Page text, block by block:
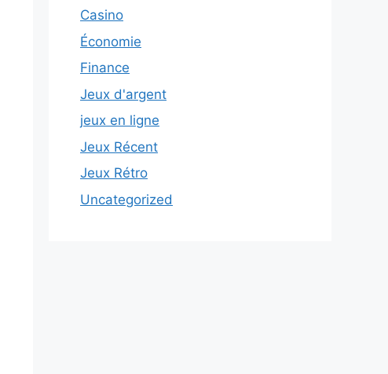
Casino
Économie
Finance
Jeux d'argent
jeux en ligne
Jeux Récent
Jeux Rétro
Uncategorized